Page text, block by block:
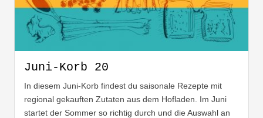
Juni-Korb 20
In diesem Juni-Korb findest du saisonale Rezepte mit
regional gekauften Zutaten aus dem Hofladen. Im Juni
startet der Sommer so richtig durch und die Auswahl an